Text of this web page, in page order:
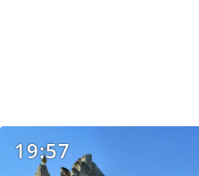
19:57